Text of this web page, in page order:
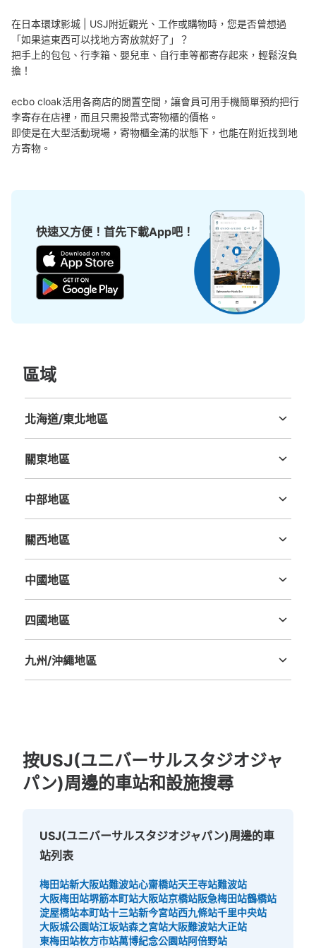
大的:108/ ¥1500
付款方式
現金
JR ゆめ咲線桜島駅改札内コインロッカー
①
从JR ゆめ咲線桜島駅站步行分钟。
本日營業時間:06:00〜
改札内 階段上にある。
可保管的行李數
現金
②
本日營業時間:06:00〜23:00
改札外 改札口正面にある。
:8/ ¥600中等的 / ¥400小的 :8/ ¥300
付款方式
查看此投幣式儲物櫃的位置
在日本環球影城 | USJ附近觀光、工作或購物時，您是否曾想過
「如果這東西可以找地方寄放就好了」？
把手上的包包、行李箱、嬰兒車、自行車等都寄存起來，輕鬆沒負
擔！
ecbo cloak活用各商店的閒置空間，讓會員可用手機簡單預約把行
李寄存在店裡，而且只需投幣式寄物櫃的價格。
即使是在大型活動現場，寄物櫃全滿的狀態下，也能在附近找到地
方寄物。
快速又方便！首先下載App吧！
區域
北海道/東北地區
關東地區
中部地區
關西地區
中國地區
四國地區
九州/沖繩地區
按USJ(ユニバーサルスタジオジャ
パン)周邊的車站和設施搜尋
USJ(ユニバーサルスタジオジャパン)周邊的車
站列表
梅田站新大阪站難波站心齋橋站天王寺站難波站
大阪梅田站堺筋本町站大阪站京橋站阪急梅田站鶴橋站
淀屋橋站本町站十三站新今宮站西九條站千里中央站
大阪城公園站江坂站森之宮站大阪難波站大正站
東梅田站枚方市站萬博紀念公園站阿倍野站